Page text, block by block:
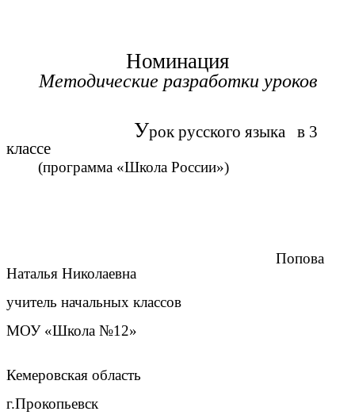
Номинация
Методические разработки уроков
Урок русского языка в 3
классе
(программа «Школа России»)
Попова
Наталья Николаевна
учитель начальных классов
МОУ «Школа №12»
Кемеровская область
г.Прокопьевск